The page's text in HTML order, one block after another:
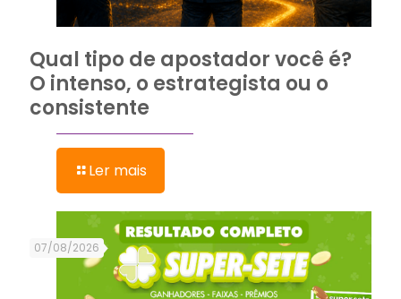
Qual tipo de apostador você é?
O intenso, o estrategista ou o
consistente
Ler mais
07/08/2026